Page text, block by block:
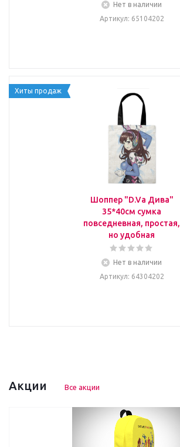
Нет в наличии
Артикул: 65104202
Хиты продаж
Шоппер "D.Va Дива"
35*40см сумка
повседневная, простая,
но удобная
Нет в наличии
Артикул: 64304202
Акции Все акции